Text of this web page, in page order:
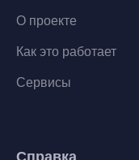
О проекте
Как это работает
Сервисы